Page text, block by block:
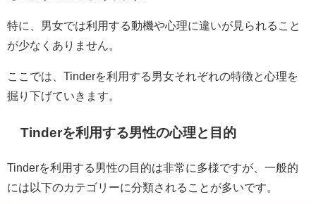
特に、男女では利用する動機や心理に違いが見られること
が少なくありません。
ここでは、Tinderを利用する男女それぞれの特徴と心理を
掘り下げていきます。
Tinderを利用する男性の心理と目的
Tinderを利用する男性の目的は非常に多様ですが、一般的
には以下のカテゴリーに分類されることが多いです。